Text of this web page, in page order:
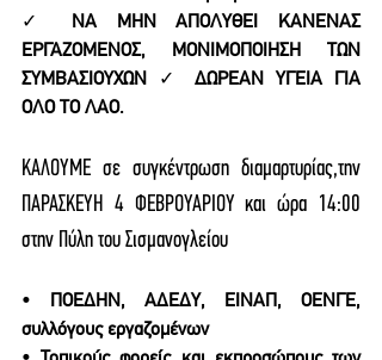
✓
ΝΑ ΜΗΝ ΑΠΟΛΥΘΕΙ ΚΑΝΕΝΑΣ
ΕΡΓΑΖΟΜΕΝΟΣ, ΜΟΝΙΜΟΠΟΙΗΣΗ ΤΩΝ
ΣΥΜΒΑΣΙΟΥΧΩΝ
✓ ΔΩΡΕΑΝ ΥΓΕΙΑ ΓΙΑ
ΟΛΟ ΤΟ ΛΑΟ.
ΚΑΛΟΥΜΕ σε συγκέντρωση διαμαρτυρίας,την
ΠΑΡΑΣΚΕΥΗ 4 ΦΕΒΡΟΥΑΡΙΟΥ και ώρα 14:00
στην Πύλη του Σισμανογλείου
•
ΠΟΕΔΗΝ, ΑΔΕΔΥ, ΕΙΝΑΠ, ΟΕΝΓΕ,
συλλόγους εργαζομένων